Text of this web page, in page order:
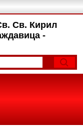
Св. Кирил
-